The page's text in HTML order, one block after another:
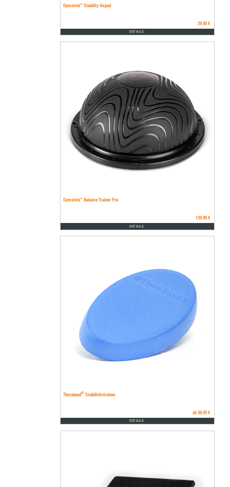
Gymstick™ Stability Airpad
29.95 €
DETAILS
Gymstick™ Balance Trainer Pro
139.96 €
DETAILS
Theraband®Stabilitätstrainer
ab 36.95 €
DETAILS